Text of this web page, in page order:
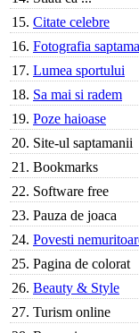
15. Citate celebre
16. Fotografia
17. Lumea sportului
18. Sa mai si radem
19. Poze haioase
20. Site-ul saptamanii
21. Bookmarks
22. Software free
23. Pauza de joaca
24. Povesti
25. Pagina de colorat
26. Beauty & Style
27. Turism online